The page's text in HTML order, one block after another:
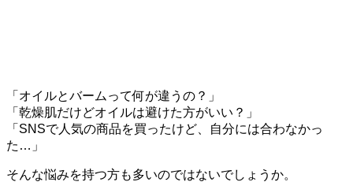
「オイルとバームって何が違うの？」
「乾燥肌だけどオイルは避けた方がいい？」
「SNSで人気の商品を買ったけど、自分には合わなかっ
た…」
そんな悩みを持つ方も多いのではないでしょうか。